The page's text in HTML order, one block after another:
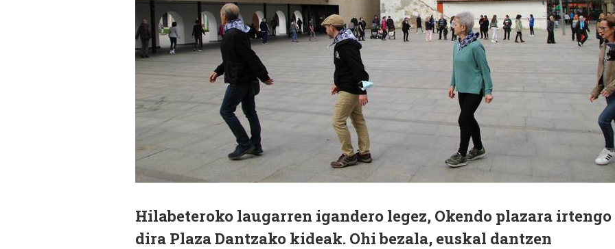
Hilabeteroko laugarren igandero legez, Okendo plazara irtengo
dira Plaza Dantzako kideak. Ohi bezala, euskal dantzen